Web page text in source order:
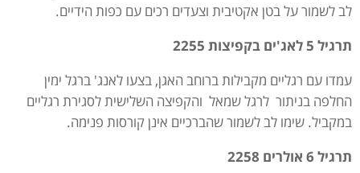
לב לשמור על בטן אקטיבית וצעדים רכים עם כפות הידיים.
תרגיל 5 לאג'ים בקפיצות 2255
עמדו עם רגליים מקבילות ברוחב האגן, בצעו לאנג' ברגל ימין
החלפה בניתור לרגל שמאל והקפיצה השלישית לסגירת רגליים
במקביל. שימו לב לשמור שהברכיים אינן קורסות פנימה.
תרגיל 6 אולרים 2258